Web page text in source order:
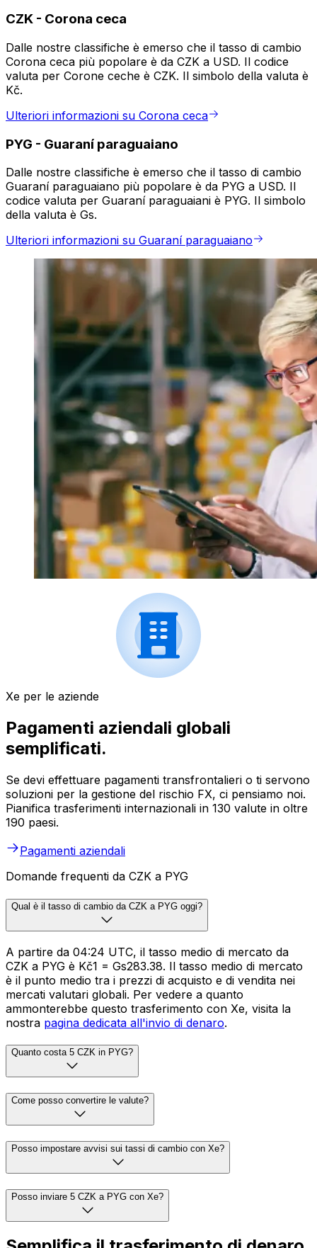
CZK - Corona ceca
Dalle nostre classifiche è emerso che il tasso di cambio
Corona ceca più popolare è da CZK a USD. Il codice
valuta per Corone ceche è CZK. Il simbolo della valuta è
Kč.
Ulteriori informazioni su Corona ceca
PYG - Guaraní paraguaiano
Dalle nostre classifiche è emerso che il tasso di cambio
Guaraní paraguaiano più popolare è da PYG a USD. Il
codice valuta per Guaraní paraguaiani è PYG. Il simbolo
della valuta è Gs.
Ulteriori informazioni su Guaraní paraguaiano
Xe per le aziende
Pagamenti aziendali globali
semplificati.
Se devi effettuare pagamenti transfrontalieri o ti servono
soluzioni per la gestione del rischio FX, ci pensiamo noi.
Pianifica trasferimenti internazionali in 130 valute in oltre
190 paesi.
Pagamenti aziendali
Domande frequenti da CZK a PYG
Qual è il tasso di cambio da CZK a PYG oggi?
A partire da 04:24 UTC, il tasso medio di mercato da
CZK a PYG è Kč1 = Gs283.38. Il tasso medio di mercato
è il punto medio tra i prezzi di acquisto e di vendita nei
mercati valutari globali. Per vedere a quanto
ammonterebbe questo trasferimento con Xe, visita la
nostra pagina dedicata all'invio di denaro.
Quanto costa 5 CZK in PYG?
Come posso convertire le valute?
Posso impostare avvisi sui tassi di cambio con Xe?
Posso inviare 5 CZK a PYG con Xe?